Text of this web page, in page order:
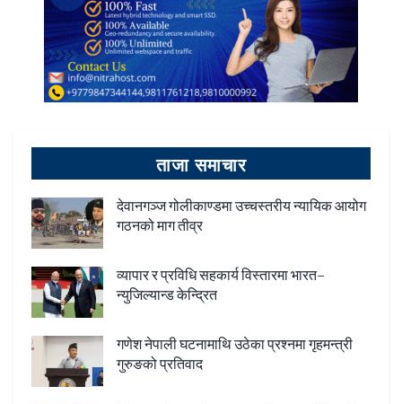
ताजा समाचार
देवानगञ्ज गोलीकाण्डमा उच्चस्तरीय न्यायिक आयोग
गठनको माग तीव्र
व्यापार र प्रविधि सहकार्य विस्तारमा भारत–
न्युजिल्यान्ड केन्द्रित
गणेश नेपाली घटनामाथि उठेका प्रश्नमा गृहमन्त्री
गुरुङको प्रतिवाद